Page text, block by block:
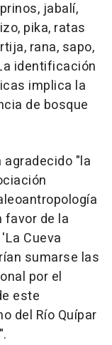
jabalí,
pika, ratas
rana, sapo,
identificación
implica la
de bosque
agradecido "la
favor de la
Cueva
sumarse las
por el
este
del Río Quípar